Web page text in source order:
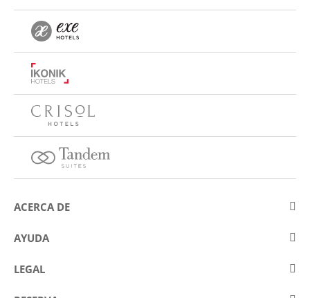
ACERCA DE
Sobre Eurostars Hotel Company
Concursos
AYUDA
Contactar
LEGAL
Aviso legal